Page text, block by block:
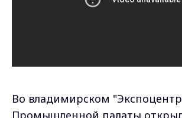
Во владимирском
Промышленной палаты